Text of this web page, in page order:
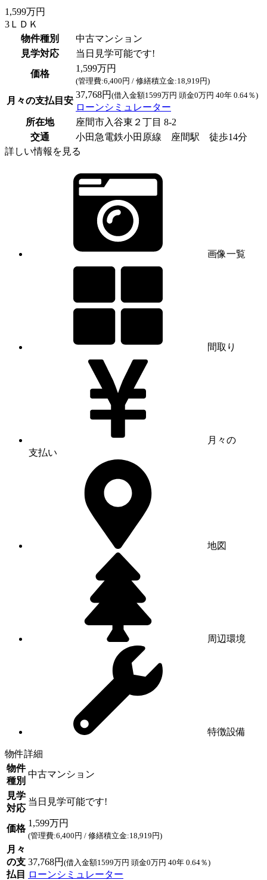
1,599万円
3ＬＤＫ
物件種別
中古マンション
見学対応
当日見学可能です!
価格
1,599万円
(管理費:6,400円 / 修繕積立金:18,919円)
月々の支払目安
37,768円 (借入金額1599万円 頭金0万円 40年 0.64％)
ローンシミュレーター
所在地
座間市入谷東２丁目 8-2
交通
小田急電鉄小田原線 座間駅 徒歩14分
詳しい情報を見る
画像一覧
間取り
月々の
支払い
地図
周辺環境
特徴設備
物件詳細
物件
種別
中古マンション
見学
対応
当日見学可能です!
価格
1,599万円
(管理費:6,400円 / 修繕積立金:18,919円)
月々
の支
払目
37,768円 (借入金額1599万円 頭金0万円 40年 0.64％)
ローンシミュレーター